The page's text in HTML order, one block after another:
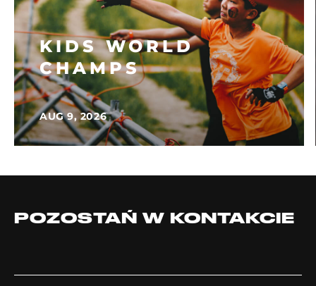
KIDS WORLD
CHAMPS
AUG 9, 2026
POZOSTAŃ W KONTAKCIE